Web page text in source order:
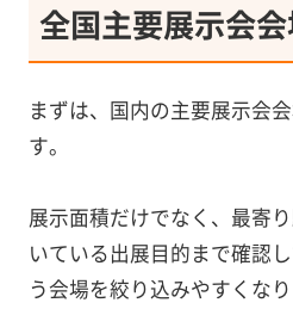
全国主要展示会
まずは、国内の主要展示会
す。
展示面積だけでなく、最寄
いている出展目的まで確認
う会場を絞り込みやすくなり